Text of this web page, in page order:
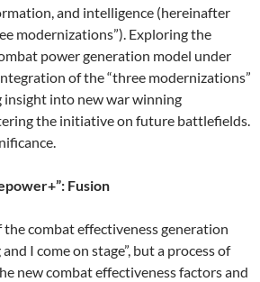
and intelligence (hereinafter
modernizations”). Exploring the
power generation model under
of the “three modernizations”
insight into new war winning
the initiative on future battlefields.
Fusion
combat effectiveness generation
I come on stage”, but a process of
new combat effectiveness factors and